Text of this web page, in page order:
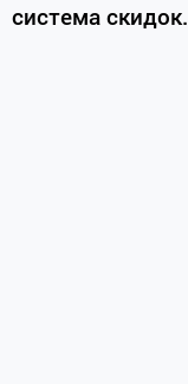
система скидок.